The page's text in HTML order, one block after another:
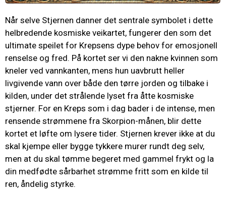
Når selve Stjernen danner det sentrale symbolet i dette
helbredende kosmiske veikartet, fungerer den som det
ultimate speilet for Krepsens dype behov for emosjonell
renselse og fred. På kortet ser vi den nakne kvinnen som
kneler ved vannkanten, mens hun uavbrutt heller
livgivende vann over både den tørre jorden og tilbake i
kilden, under det strålende lyset fra åtte kosmiske
stjerner. For en Kreps som i dag bader i de intense, men
rensende strømmene fra Skorpion-månen, blir dette
kortet et løfte om lysere tider. Stjernen krever ikke at du
skal kjempe eller bygge tykkere murer rundt deg selv,
men at du skal tømme begeret med gammel frykt og la
din medfødte sårbarhet strømme fritt som en kilde til
ren, åndelig styrke.